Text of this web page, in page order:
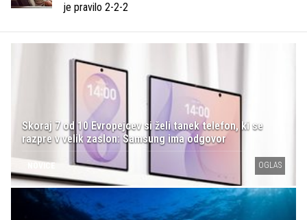
je pravilo 2-2-2
Skoraj 7 od 10 Evropejcev si želi tanek telefon, ki se
razpre v velik zaslon: Samsung ima odgovor
OGLAS